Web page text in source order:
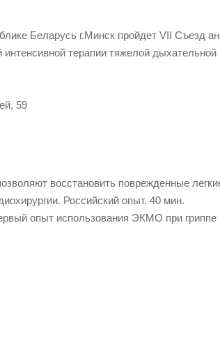
Беларусь г.Минск пройдет VII Съезд
терапии тяжелой дыхательной
59
восстановить поврежденные
Российский опыт. 40 мин.
опыт использования ЭКМО при